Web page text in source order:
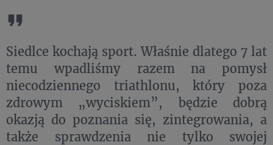
Siedlce kochają sport. Właśnie dlatego 7 lat
temu wpadliśmy razem na pomysł
niecodziennego triathlonu, który poza
zdrowym „wyciskiem”, będzie dobrą
okazją do poznania się, zintegrowania, a
także sprawdzenia nie tylko swojej